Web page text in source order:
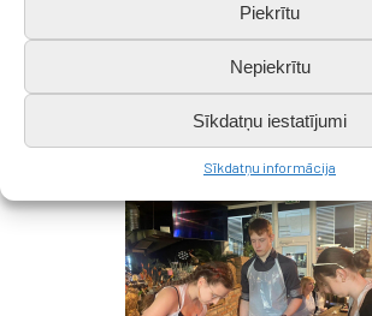
Piekrītu
Nepiekrītu
Sīkdatņu iestatījumi
Sīkdatņu informācija